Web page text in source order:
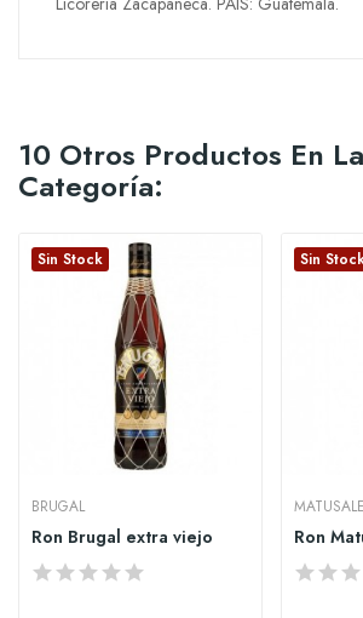
10 Otros Productos En
Categoría:
Sin Stock
BRUGAL
Ron Brugal extra viejo
Sin
Ron